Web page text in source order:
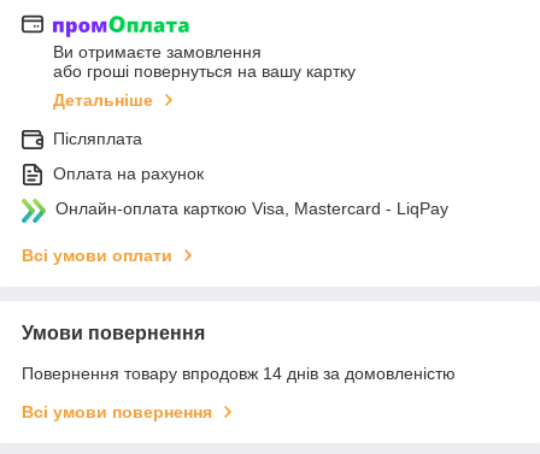
Ви отримаєте замовлення
або гроші повернуться на вашу картку
Детальніше
Післяплата
Оплата на рахунок
Онлайн-оплата карткою Visa, Mastercard - LiqPay
Всі умови оплати
Умови повернення
Повернення товару впродовж 14 днів за домовленістю
Всі умови повернення